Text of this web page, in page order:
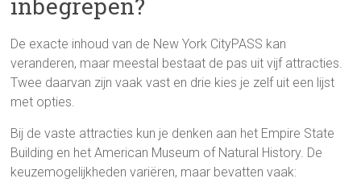
inbegrepen?
De exacte inhoud van de New York CityPASS kan
veranderen, maar meestal bestaat de pas uit vijf attracties.
Twee daarvan zijn vaak vast en drie kies je zelf uit een lijst
met opties.
Bij de vaste attracties kun je denken aan het Empire State
Building en het American Museum of Natural History. De
keuzemogelijkheden variëren, maar bevatten vaak: